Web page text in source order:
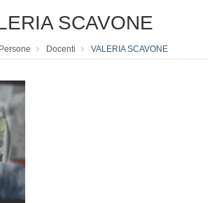
SCAVONE
Persone Docenti VALERIA SCAVONE